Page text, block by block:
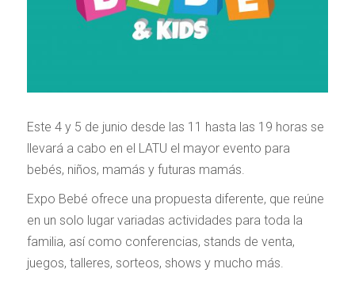
Este 4 y 5 de junio desde las 11 hasta las 19 horas se
llevará a cabo en el LATU el mayor evento para
bebés, niños, mamás y futuras mamás.
Expo Bebé ofrece una propuesta diferente, que reúne
en un solo lugar variadas actividades para toda la
familia, así como conferencias, stands de venta,
juegos, talleres, sorteos, shows y mucho más.